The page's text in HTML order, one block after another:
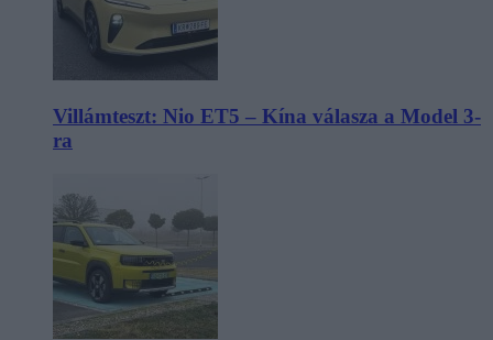
Villámteszt: Nio ET5 – Kína válasza a Model 3-
ra